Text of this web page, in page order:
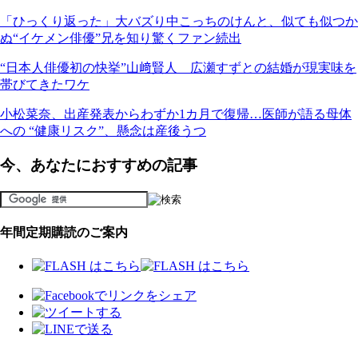
「ひっくり返った」大バズり中こっちのけんと、似ても似つか
ぬ“イケメン俳優”兄を知り驚くファン続出
“日本人俳優初の快挙”山﨑賢人 広瀬すずとの結婚が現実味を
帯びてきたワケ
小松菜奈、出産発表からわずか1カ月で復帰…医師が語る母体
への “健康リスク”、懸念は産後うつ
今、あなたにおすすめの記事
年間定期購読のご案内